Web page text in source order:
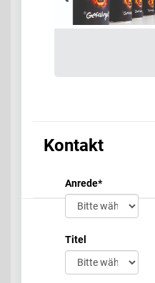
Kontakt
Anrede*
Titel